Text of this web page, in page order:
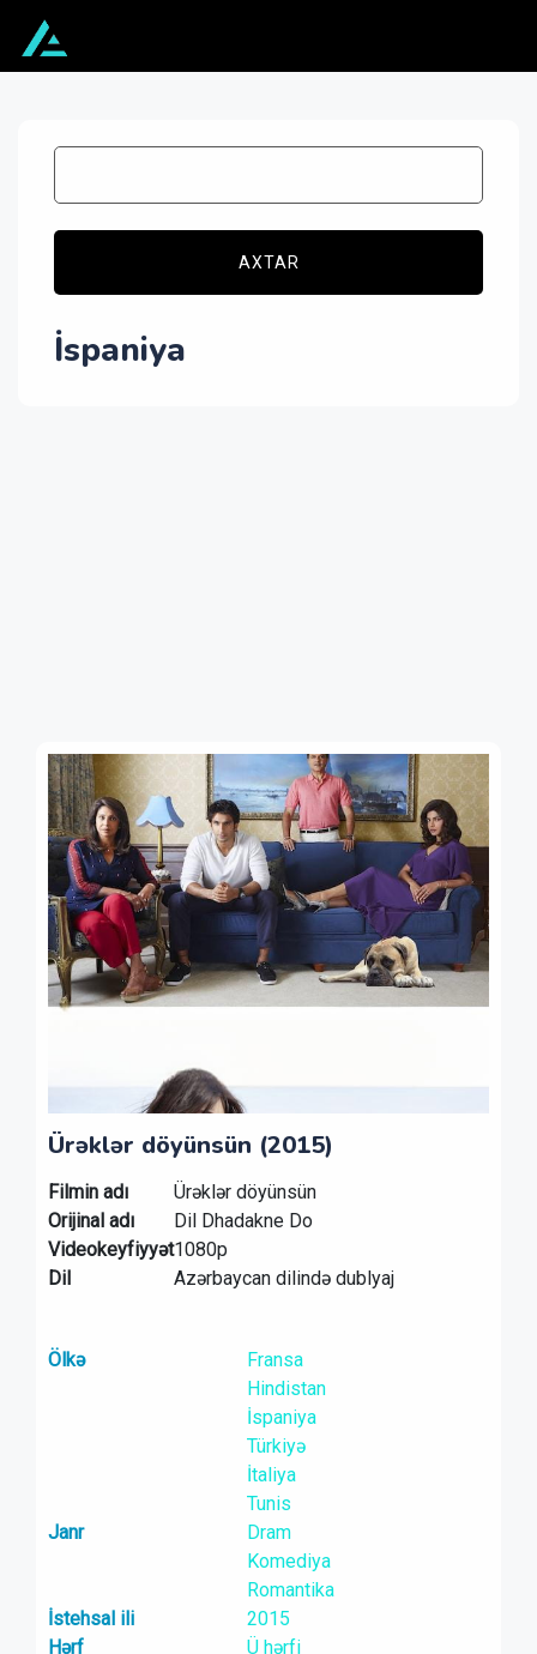
AXTAR
İspaniya
Ürəklər döyünsün (2015)
Filmin adı
Ürəklər döyünsün
Orijinal adı
Dil Dhadakne Do
Videokeyfiyyət1080p
Dil
Azərbaycan dilində dublyaj
Ölkə
Fransa
Hindistan
İspaniya
Türkiyə
İtaliya
Tunis
Janr
Dram
Komediya
Romantika
İstehsal ili
2015
Hərf
Ü hərfi